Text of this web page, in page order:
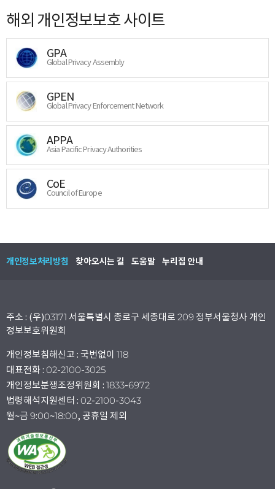
해외 개인정보보호 사이트
GPA
Global Privacy Assembly
GPEN
Global Privacy Enforcement Network
APPA
Asia Pacific Privacy Authorities
CoE
Council of Europe
개인정보처리방침 찾아오시는 길 도움말 누리집 안내
주소 : (우)03171 서울특별시 종로구 세종대로 209 정부서울청사 개인
정보보호위원회
개인정보침해신고 : 국번없이 118
대표전화 : 02-2100-3025
개인정보분쟁조정위원회 : 1833-6972
법령해석지원센터 : 02-2100-3043
월~금 9:00~18:00, 공휴일 제외